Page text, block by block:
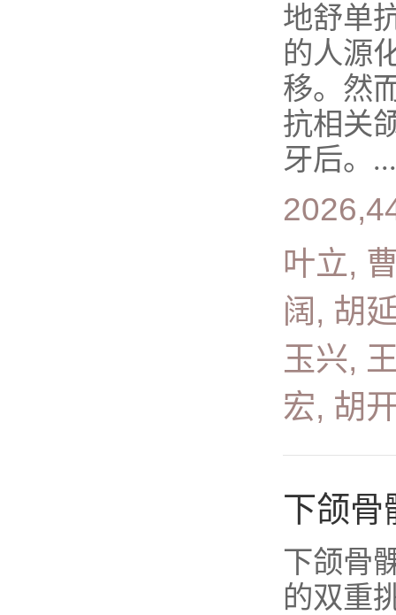
地舒单
的人源
移。然
抗相关
牙后。...
叶立,
阔, 胡
玉兴,
宏, 胡
下颌骨
下颌骨
的双重